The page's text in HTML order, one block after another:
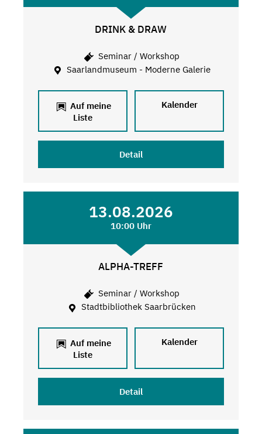
DRINK & DRAW
Seminar / Workshop
Saarlandmuseum - Moderne Galerie
Auf meine
Liste
Kalender
Detail
13.08.2026
10:00 Uhr
ALPHA-TREFF
Seminar / Workshop
Stadtbibliothek Saarbrücken
Auf meine
Liste
Kalender
Detail